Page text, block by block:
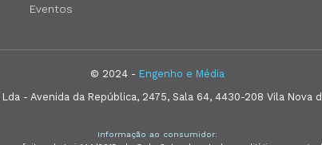
Eventos
© 2024 - Engenho e Média
- Avenida da República, 2475, Sala 64, 4430-208 Vila Nova
Informação ao consumidor: